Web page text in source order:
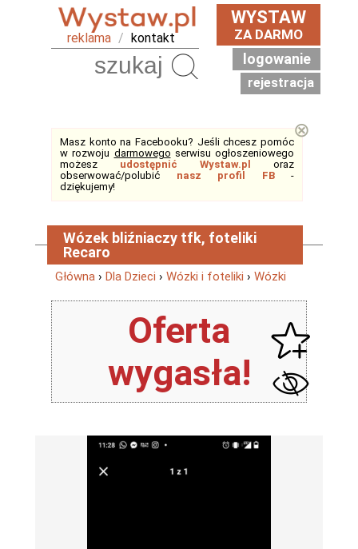
reklama / kontakt
WYSTAW
ZA DARMO
logowanie
rejestracja
Masz konto na Facebooku? Jeśli chcesz pomóc
w rozwoju darmowego serwisu ogłoszeniowego
możesz udostępnić Wystaw.pl
oraz
obserwować/polubić nasz profil FB-
dziękujemy!
⊗
Wózek bliźniaczy tfk, foteliki
Recaro
Główna › Dla Dzieci › Wózki i foteliki › Wózki
Oferta
wygasła!